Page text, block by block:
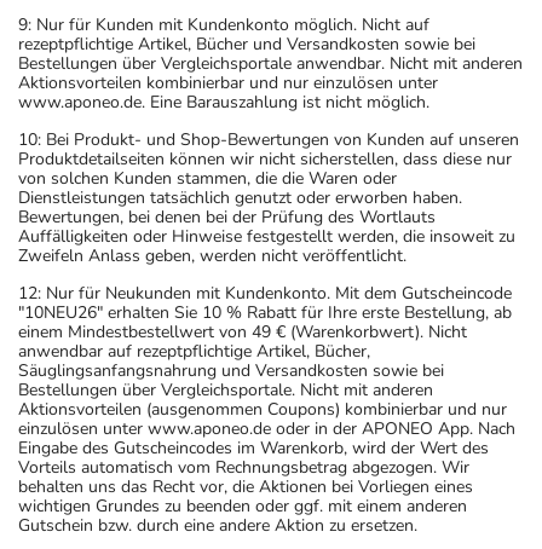
9: Nur für Kunden mit Kundenkonto möglich. Nicht auf
rezeptpflichtige Artikel, Bücher und Versandkosten sowie bei
Bestellungen über Vergleichsportale anwendbar. Nicht mit anderen
Aktionsvorteilen kombinierbar und nur einzulösen unter
www.aponeo.de. Eine Barauszahlung ist nicht möglich.
10: Bei Produkt- und Shop-Bewertungen von Kunden auf unseren
Produktdetailseiten können wir nicht sicherstellen, dass diese nur
von solchen Kunden stammen, die die Waren oder
Dienstleistungen tatsächlich genutzt oder erworben haben.
Bewertungen, bei denen bei der Prüfung des Wortlauts
Auffälligkeiten oder Hinweise festgestellt werden, die insoweit zu
Zweifeln Anlass geben, werden nicht veröffentlicht.
12: Nur für Neukunden mit Kundenkonto. Mit dem Gutscheincode
"10NEU26" erhalten Sie 10 % Rabatt für Ihre erste Bestellung, ab
einem Mindestbestellwert von 49 € (Warenkorbwert). Nicht
anwendbar auf rezeptpflichtige Artikel, Bücher,
Säuglingsanfangsnahrung und Versandkosten sowie bei
Bestellungen über Vergleichsportale. Nicht mit anderen
Aktionsvorteilen (ausgenommen Coupons) kombinierbar und nur
einzulösen unter www.aponeo.de oder in der APONEO App. Nach
Eingabe des Gutscheincodes im Warenkorb, wird der Wert des
Vorteils automatisch vom Rechnungsbetrag abgezogen. Wir
behalten uns das Recht vor, die Aktionen bei Vorliegen eines
wichtigen Grundes zu beenden oder ggf. mit einem anderen
Gutschein bzw. durch eine andere Aktion zu ersetzen.